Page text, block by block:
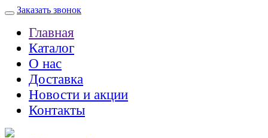
Заказать звонок
Главная
Каталог
О нас
Доставка
Новости и акции
Контакты